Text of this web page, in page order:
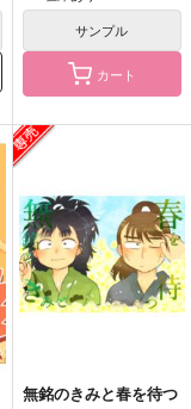
七松小平太
サンプル
カート
無銘のきみと春を待つ